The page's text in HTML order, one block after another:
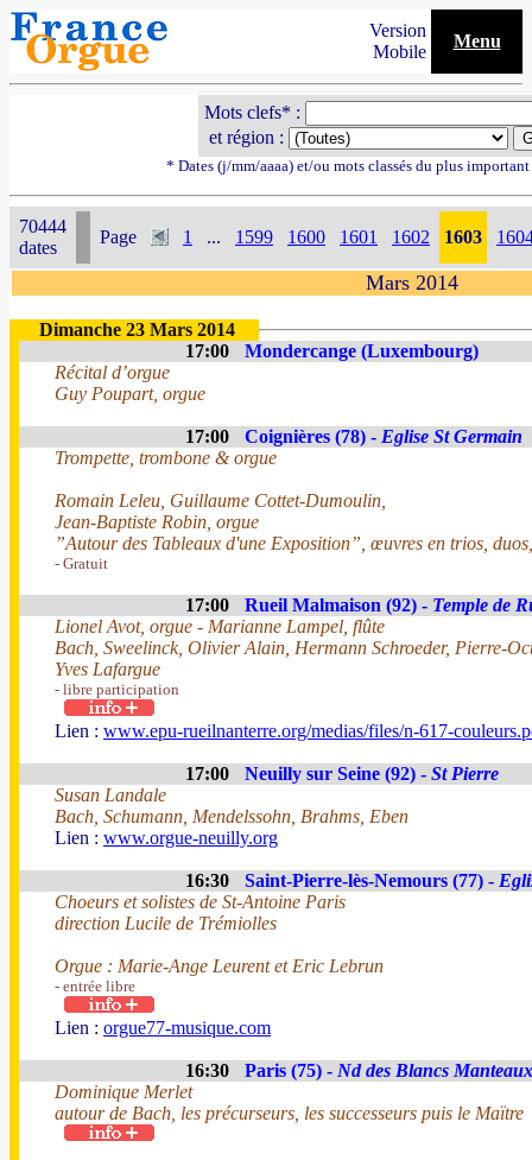
Version
Mobile
Menu
Mots clefs* :
et région :
* Dates (j/mm/aaaa) et/ou mots classés du plus
70444
dates
Page 1 ... 1599 1600 1601 1602 1603
Mars 2014
Dimanche 23 Mars 2014
17:00
Mondercange (Luxembourg)
Récital d’orgue
Guy Poupart, orgue
17:00 Coignières (78) - Eglise St Germain
Trompette, trombone & orgue
Romain Leleu, Guillaume Cottet-Dumoulin,
Jean-Baptiste Robin, orgue
”Autour des Tableaux d'une Exposition”, œuvres en trios,
- Gratuit
17:00 Rueil Malmaison (92) - Temple de
Lionel Avot, orgue - Marianne Lampel, flûte
Bach, Sweelinck, Olivier Alain, Hermann Schroeder, Pierre-
Yves Lafargue
- libre participation
Lien : www.epu-rueilnanterre.org/medias/files/n-617-
17:00 Neuilly sur Seine (92) - St Pierre
Susan Landale
Bach, Schumann, Mendelssohn, Brahms, Eben
Lien : www.orgue-neuilly.org
16:30 Saint-Pierre-lès-Nemours (77) -
Choeurs et solistes de St-Antoine Paris
direction Lucile de Trémiolles
Orgue : Marie-Ange Leurent et Eric Lebrun
- entrée libre
Lien : orgue77-musique.com
16:30 Paris (75) - Nd des Blancs Manteaux
Dominique Merlet
autour de Bach, les précurseurs, les successeurs puis le Maïtre